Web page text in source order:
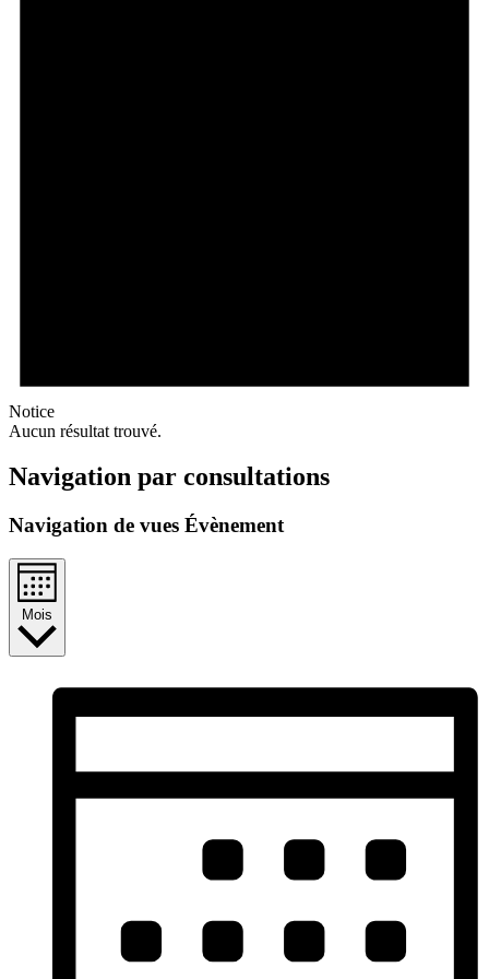
Notice
Aucun résultat trouvé.
Navigation par consultations
Navigation de vues Évènement
Mois